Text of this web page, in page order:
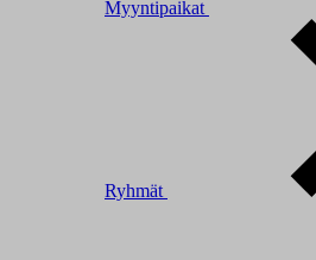
Myyntipaikat
Ryhmät